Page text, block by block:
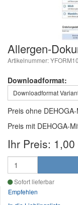
Allergen-
Artikelnummer:
Downloadformat:
Downloadformat
Preis ohne
Preis mit DEHOGA-
Ihr Preis: 1,00
Sofort lieferbar
Empfehlen